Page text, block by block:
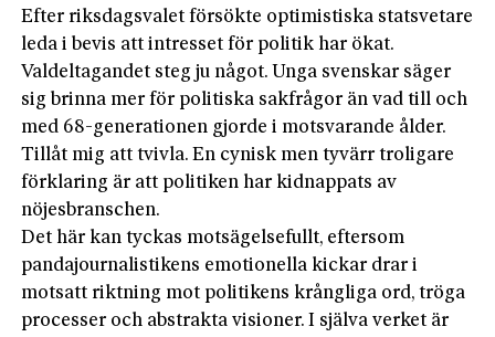
Efter riksdagsvalet försökte optimistiska statsvetare
leda i bevis att intresset för politik har ökat.
Valdeltagandet steg ju något. Unga svenskar säger
sig brinna mer för politiska sakfrågor än vad till och
med 68-generationen gjorde i motsvarande ålder.
Tillåt mig att tvivla. En cynisk men tyvärr troligare
förklaring är att politiken har kidnappats av
nöjesbranschen.
Det här kan tyckas motsägelsefullt, eftersom
pandajournalistikens emotionella kickar drar i
motsatt riktning mot politikens krångliga ord, tröga
processer och abstrakta visioner. I själva verket är